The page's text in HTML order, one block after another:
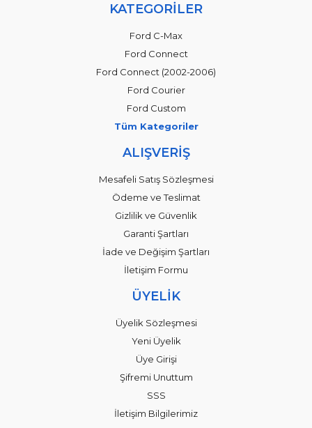
KATEGORİLER
Ford C-Max
Ford Connect
Ford Connect (2002-2006)
Ford Courier
Ford Custom
Tüm Kategoriler
ALIŞVERİŞ
Mesafeli Satış Sözleşmesi
Ödeme ve Teslimat
Gizlilik ve Güvenlik
Garanti Şartları
İade ve Değişim Şartları
İletişim Formu
ÜYELİK
Üyelik Sözleşmesi
Yeni Üyelik
Üye Girişi
Şifremi Unuttum
SSS
İletişim Bilgilerimiz